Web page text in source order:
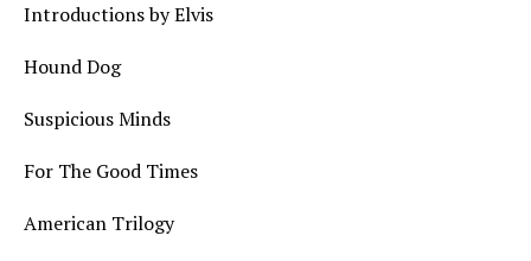
Introductions by Elvis
Hound Dog
Suspicious Minds
For The Good Times
American Trilogy